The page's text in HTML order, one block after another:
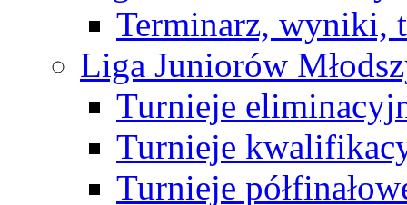
Terminarz, wyniki,
Liga Juniorów
Turnieje
Turnieje
Turnieje